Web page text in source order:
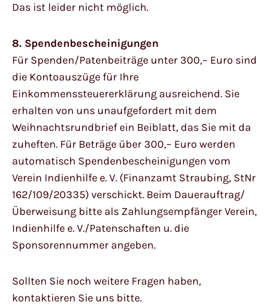
Das ist leider nicht möglich.
8. Spendenbescheinigungen
Für Spenden/Patenbeiträge unter 300,– Euro sind
die Kontoauszüge für Ihre
Einkommenssteuererklärung ausreichend. Sie
erhalten von uns unaufgefordert mit dem
Weihnachtsrundbrief ein Beiblatt, das Sie mit da
zuheften. Für Beträge über 300,– Euro werden
automatisch Spendenbescheinigungen vom
Verein Indienhilfe e. V. (Finanzamt Straubing, StNr
162/109/20335) verschickt. Beim Dauerauftrag/
Überweisung bitte als Zahlungsempfänger Verein,
Indienhilfe e. V./Patenschaften u. die
Sponsorennummer angeben.
Sollten Sie noch weitere Fragen haben,
kontaktieren Sie uns bitte.